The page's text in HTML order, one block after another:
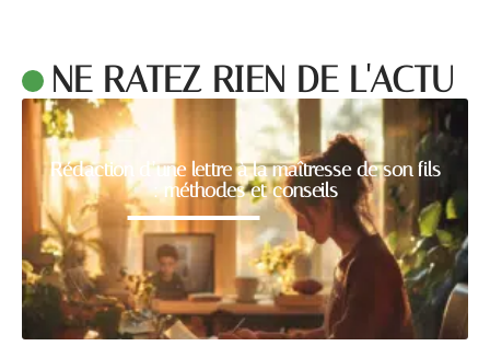
NE RATEZ RIEN DE L'ACTU
Rédaction d’une lettre à la maîtresse de son fils
: méthodes et conseils